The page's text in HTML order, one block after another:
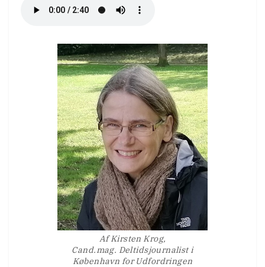
Af Kirsten Krog,
Cand.mag. Deltidsjournalist i
København for Udfordringen